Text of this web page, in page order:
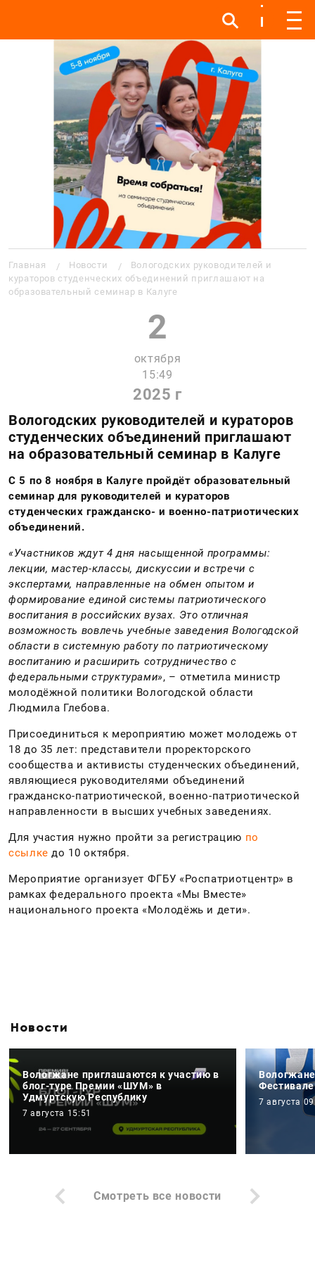
Инфо Инфо Меню
Главная Новости
Вологодских руководителей и
кураторов студенческих объединений приглашают на
образовательный семинар в Калуге
2
октября
15:49
2025 г
Вологодских руководителей и кураторов
студенческих объединений приглашают
на образовательный семинар в Калуге
С 5 по 8 ноября в Калуге пройдёт образовательный
семинар для руководителей и кураторов
студенческих гражданско- и военно-патриотических
объединений.
«Участников ждут 4 дня насыщенной программы:
лекции, мастер-классы, дискуссии и встречи с
экспертами, направленные на обмен опытом и
формирование единой системы патриотического
воспитания в российских вузах. Это отличная
возможность вовлечь учебные заведения Вологодской
области в системную работу по патриотическому
воспитанию и расширить сотрудничество с
федеральными структурами», – отметила министр
молодёжной политики Вологодской области
Людмила Глебова.
Присоединиться к мероприятию может молодежь от
18 до 35 лет: представители проректорского
сообщества и активисты студенческих объединений,
являющиеся руководителями объединений
гражданско-патриотической, военно-патриотической
направленности в высших учебных заведениях.
Для участия нужно пройти за регистрацию по
ссылке до 10 октября.
Мероприятие организует ФГБУ «Роспатриотцентр» в
рамках федерального проекта «Мы Вместе»
национального проекта «Молодёжь и дети».
Новости
Вологжане приглашаются к участию в
блог-туре Премии «ШУМ» в
Удмуртскую Республику
7 августа 15:51
7 августа
Смотреть все новости